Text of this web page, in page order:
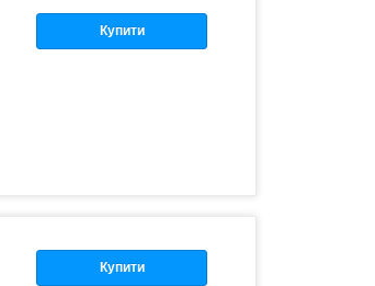
Купити
Купити